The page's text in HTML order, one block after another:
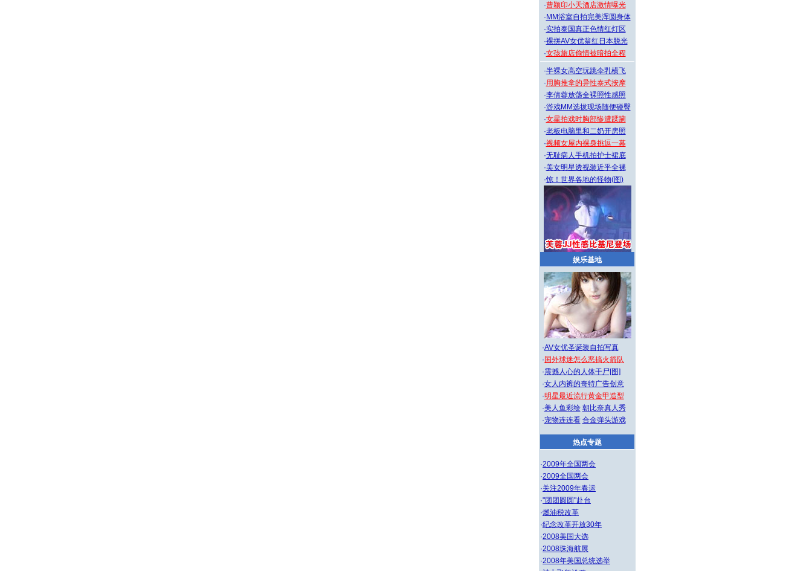
·曹颖印小天酒店激情曝光
· MM浴室自拍完美浑圆身体
·实拍泰国真正色情红灯区
·裸拼AV女优翁红日本脱光
·女孩旅店偷情被暗拍全程
·半裸女高空玩跳伞乳横飞
·用胸推拿的异性泰式按摩
·李倩蓉放荡全裸照性感照
·游戏MM选拔现场随便碰臀
·女星拍戏时胸部惨遭蹂躏
·老板电脑里和二奶开房照
·视频女屋内裸身挑逗一幕
·无耻病人手机拍护士裙底
·美女明星透视装近乎全裸
·惊！世界各地的怪物(图)
娱乐基地
·AV女优圣诞装自拍写真
· 国外球迷怎么恶搞火箭队
·震撼人心的人体干尸[图]
·女人内裤的奇特广告创意
·明星最近流行黄金甲造型
·美人鱼彩绘 朝比奈真人秀
·宠物连连看 合金弹头游戏
热点专题
·2009年全国两会
·2009全国两会
·关注2009年春运
·"团团圆圆"赴台
·燃油税改革
·纪念改革开放30年
·2008美国大选
·2008珠海航展
·2008年美国总统选举